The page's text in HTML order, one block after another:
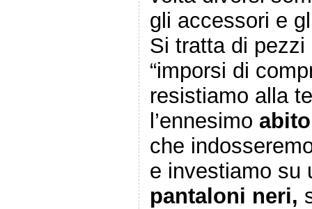
gli accessori e
Si tratta di
“imporsi di
resistiamo alla
l’ennesimo
che
e investiamo su
pantaloni neri,